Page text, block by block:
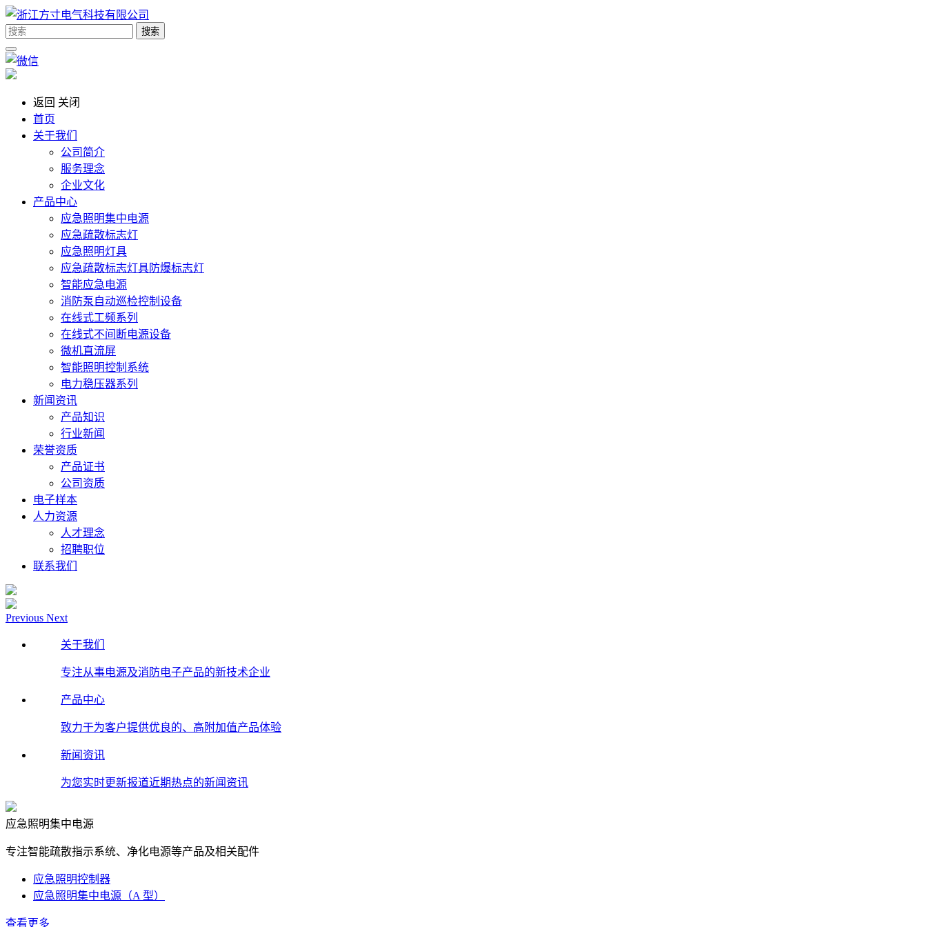
搜索
返回 关闭
首页
关于我们
公司简介
服务理念
企业文化
产品中心
应急照明集中电源
应急疏散标志灯
应急照明灯具
应急疏散标志灯具防爆标志灯
智能应急电源
消防泵自动巡检控制设备
在线式工频系列
在线式不间断电源设备
微机直流屏
智能照明控制系统
电力稳压器系列
新闻资讯
产品知识
行业新闻
荣誉资质
产品证书
公司资质
电子样本
人力资源
人才理念
招聘职位
联系我们
Previous Next
关于我们
专注从事电源及消防电子产品的新技术企业
产品中心
致力于为客户提供优良的、高附加值产品体验
新闻资讯
为您实时更新报道近期热点的新闻资讯
应急照明集中电源
专注智能疏散指示系统、净化电源等产品及相关配件
应急照明控制器
应急照明集中电源（A 型）
查看更多